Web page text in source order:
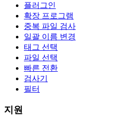
플러그인
확장 프로그램
중복 파일 검사
일괄 이름 변경
태그 선택
파일 선택
빠른 전환
검사기
필터
지원